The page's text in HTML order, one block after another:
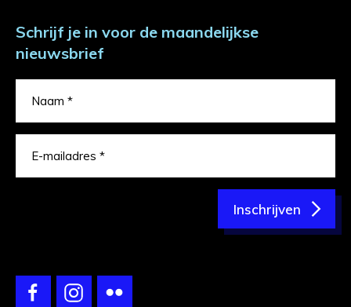
Schrijf je in voor de maandelijkse
nieuwsbrief
Inschrijven